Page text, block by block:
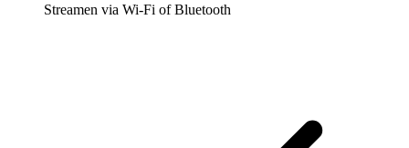
Streamen via Wi-Fi of Bluetooth